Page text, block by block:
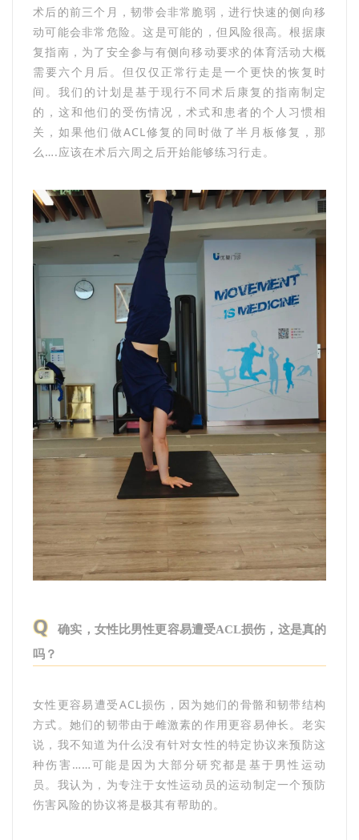
术后的前三个月，韧带会非常脆弱，进行快速的侧向移
动可能会非常危险。这是可能的，但风险很高。根据康
复指南，为了安全参与有侧向移动要求的体育活动大概
需要六个月后。但仅仅正常行走是一个更快的恢复时
间。我们的计划是基于现行不同术后康复的指南制定
的，这和他们的受伤情况，术式和患者的个人习惯相
关，如果他们做ACL修复的同时做了半月板修复，那
么….应该在术后六周之后开始能够练习行走。
Q确实，女性比男性更容易遭受ACL损伤，这是真的
吗？
女性更容易遭受ACL损伤，因为她们的骨骼和韧带结构
方式。她们的韧带由于雌激素的作用更容易伸长。老实
说，我不知道为什么没有针对女性的特定协议来预防这
种伤害……可能是因为大部分研究都是基于男性运动
员。我认为，为专注于女性运动员的运动制定一个预防
伤害风险的协议将是极其有帮助的。